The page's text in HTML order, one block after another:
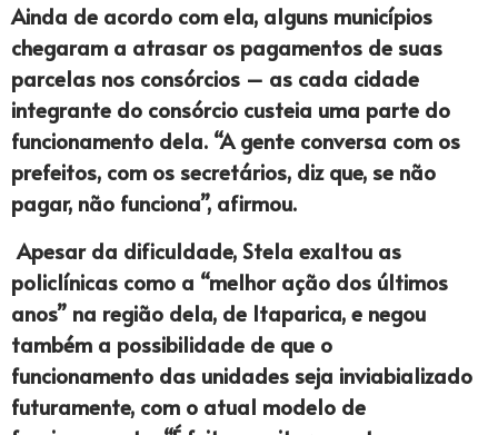
Ainda de acordo com ela, alguns municípios
chegaram a atrasar os pagamentos de suas
parcelas nos consórcios – as cada cidade
integrante do consórcio custeia uma parte do
funcionamento dela. “A gente conversa com os
prefeitos, com os secretários, diz que, se não
pagar, não funciona”, afirmou.
Apesar da dificuldade, Stela exaltou as
policlínicas como a “melhor ação dos últimos
anos” na região dela, de Itaparica, e negou
também a possibilidade de que o
funcionamento das unidades seja inviabializado
futuramente, com o atual modelo de